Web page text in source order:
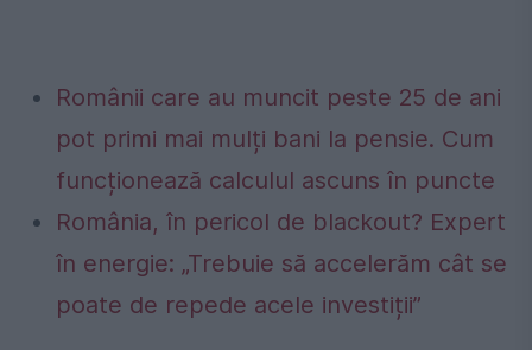
Românii care au muncit peste 25 de ani
pot primi mai mulți bani la pensie. Cum
funcționează calculul ascuns în puncte
România, în pericol de blackout? Expert
în energie: „Trebuie să accelerăm cât se
poate de repede acele investiții”